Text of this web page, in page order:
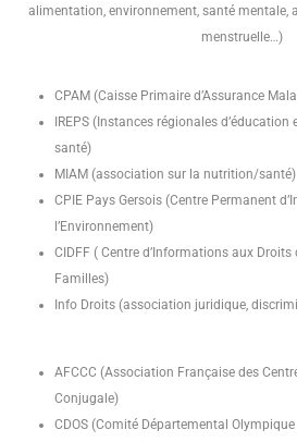
alimentation, environnement, santé mentale,
menstruelle…)
CPAM (Caisse Primaire d’Assurance
IREPS (Instances régionales
santé)
MIAM (association sur la nutrition/santé)
CPIE Pays Gersois (Centre Permanent
l’Environnement)
CIDFF ( Centre d’Informations aux Droits
Familles)
Info Droits (association juridique,
AFCCC (Association Française des
Conjugale)
CDOS (Comité Départemental